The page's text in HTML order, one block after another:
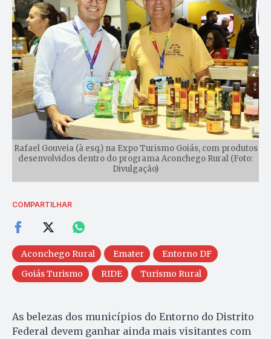
Rafael Gouveia (à esq.) na Expo Turismo Goiás, com produtos
desenvolvidos dentro do programa Aconchego Rural (Foto:
Divulgação)
COMPARTILHAR
Aconchego Rural Emater
Entorno DF
Goiás Turismo
RIDE Turismo Rural
As belezas dos municípios do Entorno do Distrito
Federal devem ganhar ainda mais visitantes com